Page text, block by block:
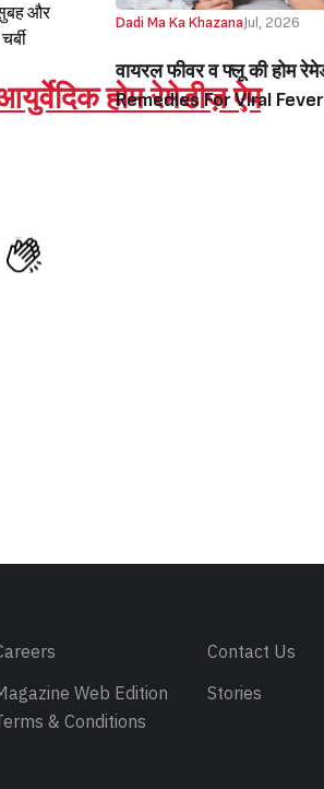
सुबह और
होम रेमेडीज़ ऐप
Dadi Ma Ka KhazanaJul, 2026
वायरल फीवर व फ्लू की होम
Remedies For Viral
Contact Us
Web Edition
& Conditions
Stories